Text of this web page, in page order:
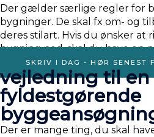
Der gælder særlige regler for
bygninger. De skal fx om- og
deres stilart. Hvis du ønsker at
bygning ned, skal du have en
SKRIV I DAG - HØR SENEST
vejledning til en
fyldestgørende
Der er mange ting, du skal